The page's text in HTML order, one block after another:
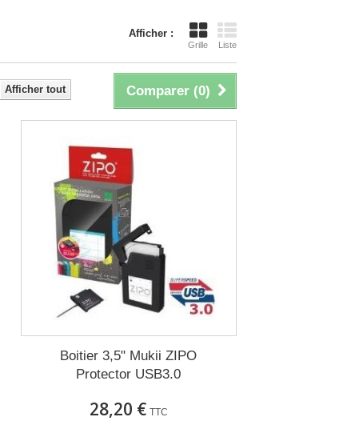
Afficher :
Grille Liste
Comparer (0)
Afficher tout
Boitier 3,5" Mukii ZIPO
Protector USB3.0
28,20 € TTC